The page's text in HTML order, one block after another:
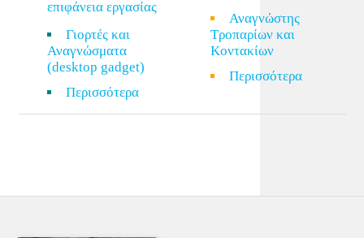
επιφάνεια εργασίας
Γιορτές και
Αναγνώσματα
(desktop gadget)
Περισσότερα
Αναγνώστης
Τροπαρίων και
Κοντακίων
Περισσότερα